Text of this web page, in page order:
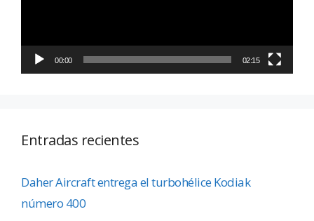
00:00 02:15
Entradas recientes
Daher Aircraft entrega el turbohélice Kodiak
número 400